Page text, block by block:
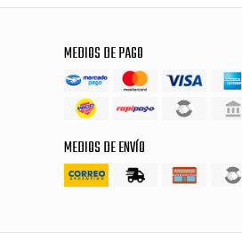
MEDIOS DE PAGO
MEDIOS DE ENVÍO